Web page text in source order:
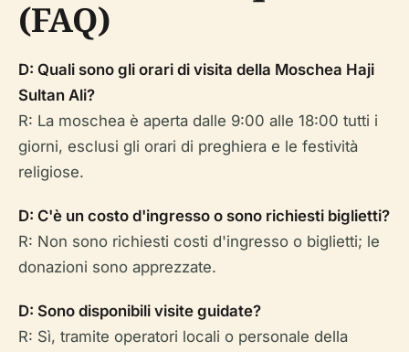
(FAQ)
D: Quali sono gli orari di visita della Moschea Haji
Sultan Ali?
R: La moschea è aperta dalle 9:00 alle 18:00 tutti i
giorni, esclusi gli orari di preghiera e le festività
religiose.
D: C'è un costo d'ingresso o sono richiesti biglietti?
R: Non sono richiesti costi d'ingresso o biglietti; le
donazioni sono apprezzate.
D: Sono disponibili visite guidate?
R: Sì, tramite operatori locali o personale della